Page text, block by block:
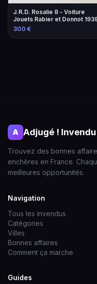
J.R.D. Rosalie 8 - Voiture
Jouets Rabier et Donnot
300 €
A Adjugé ! Invendu
Trouvez des bonnes
enchères en France.
meilleures opportunités.
Navigation
Tous les invendus
Catégories
Villes
Bonnes affaires
Comment ça marche
Guides